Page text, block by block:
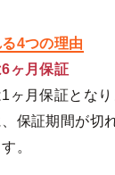
4つの理由
ヶ月保証
ヶ月保証とな
保証期間が切
。